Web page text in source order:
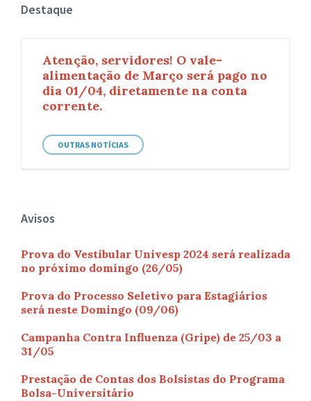
Destaque
Atenção, servidores! O vale-
alimentação de Março será pago no
dia 01/04, diretamente na conta
corrente.
OUTRAS NOTÍCIAS
Avisos
Prova do Vestibular Univesp 2024 será realizada
no próximo domingo (26/05)
Prova do Processo Seletivo para Estagiários
será neste Domingo (09/06)
Campanha Contra Influenza (Gripe) de 25/03 a
31/05
Prestação de Contas dos Bolsistas do Programa
Bolsa-Universitário